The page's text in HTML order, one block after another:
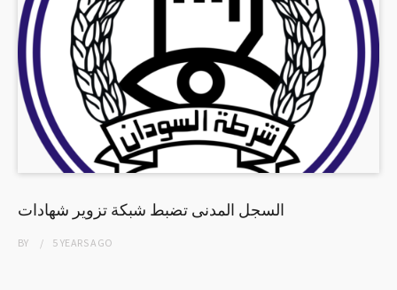
السجل المدنى تضبط شبكة تزوير شهادات
BY 5 YEARSAGO